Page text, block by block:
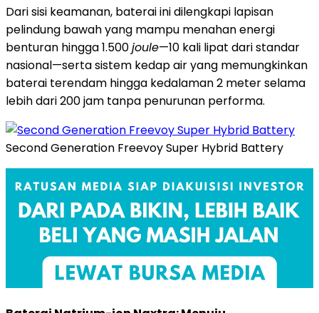
Dari sisi keamanan, baterai ini dilengkapi lapisan
pelindung bawah yang mampu menahan energi
benturan hingga 1.500joule—10 kali lipat dari standar
nasional—serta sistem kedap air yang memungkinkan
baterai terendam hingga kedalaman 2 meter selama
lebih dari 200 jam tanpa penurunan performa.
Second Generation Freevoy Super Hybrid Battery